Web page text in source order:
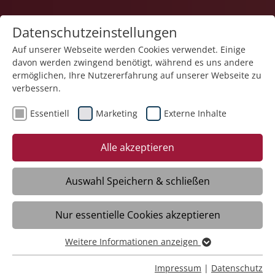
Teilhabe und Familie
08.05.2026
Letzter Überlebender der
Nazi-Deportationen
gestorben
Meckenbeuren/Bodnegg – Mit seinem Tod
verliert die Stiftung Liebenau nicht nur
ihren ältesten Bewohner, sondern auch
einen Menschen, der das dunkle Kapitel
Datenschutzeinstellungen
Auf unserer Webseite werden Cookies verwendet. Einige
davon werden zwingend benötigt, während es uns andere
ermöglichen, Ihre Nutzererfahrung auf unserer Webseite zu
verbessern.
Essentiell Marketing Externe Inhalte
Alle akzeptieren
Auswahl Speichern & schließen
Nur essentielle Cookies akzeptieren
Essentiell
Essentielle Cookies werden für grundlegende Funktionen
Weitere Informationen anzeigen
Impressum | Datenschutz